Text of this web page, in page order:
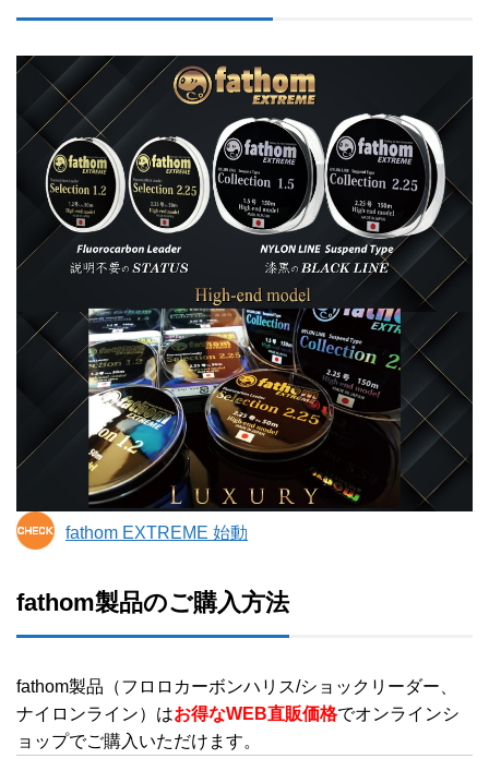
fathom EXTREME 始動
fathom製品のご購入方法
fathom製品（フロロカーボンハリス/ショックリーダー、
ナイロンライン）はお得なWEB直販価格でオンラインシ
ョップでご購入いただけます。